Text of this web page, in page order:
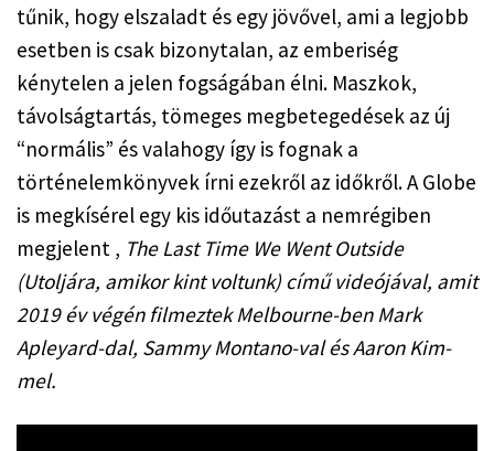
tűnik, hogy elszaladt és egy jövővel, ami a legjobb
esetben is csak bizonytalan, az emberiség
kénytelen a jelen fogságában élni. Maszkok,
távolságtartás, tömeges megbetegedések az új
“normális” és valahogy így is fognak a
történelemkönyvek írni ezekről az időkről. A Globe
is megkísérel egy kis időutazást a nemrégiben
megjelent , The Last Time We Went Outside
(Utoljára, amikor kint voltunk) című videójával, amit
2019 év végén filmeztek Melbourne-ben Mark
Apleyard-dal, Sammy Montano-val és Aaron Kim-
mel.